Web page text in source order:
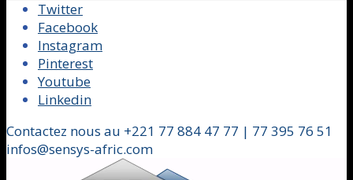
Twitter
Facebook
Instagram
Pinterest
Youtube
Linkedin
Contactez nous au +221 77 884 47 77 | 77 395 76 51
infos@sensys-afric.com